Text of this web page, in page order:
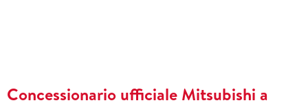
Concessionario ufficiale Mitsubishi a